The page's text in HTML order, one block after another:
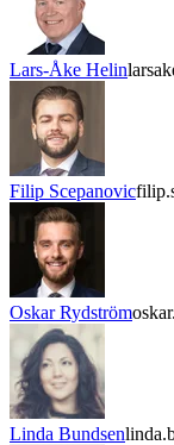
Lars-Åke Helin
Filip Scepanovic
Oskar Rydström
Linda Bundsen